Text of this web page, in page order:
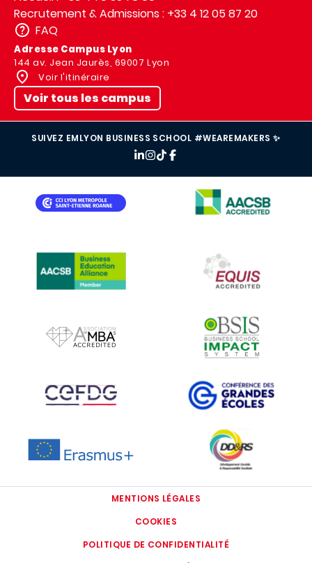
Recrutement & Admissions : +33 4 12 05 87 20
FAQ
Adresse Campus Lyon
144 av. Jean Jaurès, 69007 Lyon
Voir l'itinéraire
Voir tous les campus
SUIVEZ EMLYON BUSINESS SCHOOL #WEAREMAKERS ✨
IMAGE
IMAGE
IMAGE
IMAGE
IMAGE IMAGE
MENTIONS LÉGALES
COOKIES
POLITIQUE DE CONFIDENTIALITÉ